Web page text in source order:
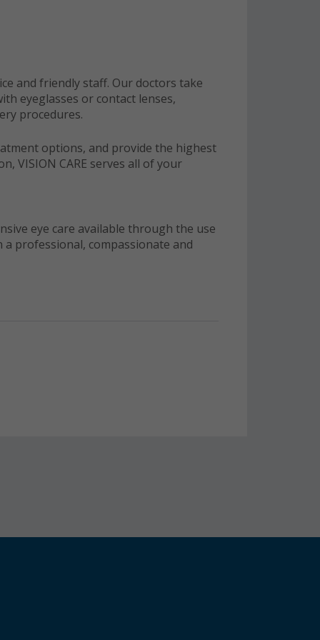
and friendly staff. Our doctors take
eyeglasses or contact lenses,
procedures.
options, and provide the highest
VISION CARE serves all of your
eye care available through the use
professional, compassionate and